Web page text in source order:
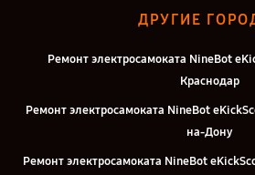
ДРУГИЕ
Ремонт электросамоката NineBot
Краснодар
Ремонт электросамоката NineBot
на-Дону
Ремонт электросамоката NineBot